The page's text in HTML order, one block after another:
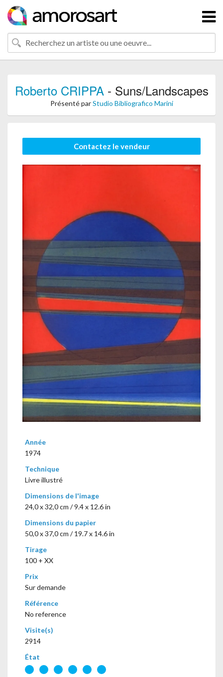
Roberto CRIPPA- Suns/Landscapes
Présenté parStudio Bibliografico Marini
Contactez le vendeur
Année
1974
Technique
Livre illustré
Dimensions de l'image
24,0 x 32,0 cm / 9.4 x 12.6 in
Dimensions du papier
50,0 x 37,0 cm / 19.7 x 14.6 in
Tirage
100 + XX
Prix
Sur demande
Référence
No reference
Visite(s)
2914
État